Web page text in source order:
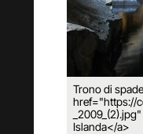
Trono di
href="https://
Islanda</a>